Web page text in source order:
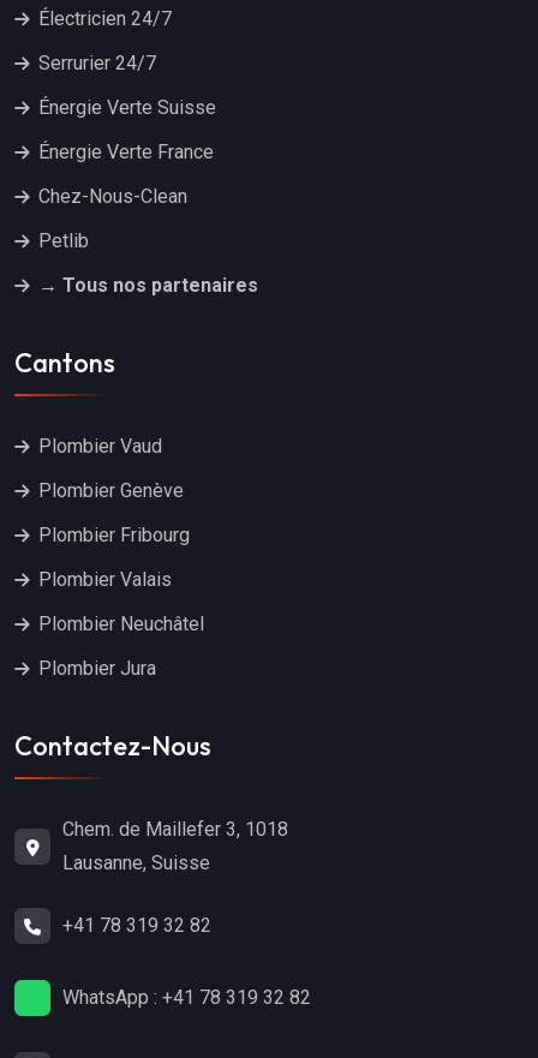
Électricien 24/7
Serrurier 24/7
Énergie Verte Suisse
Énergie Verte France
Chez-Nous-Clean
Petlib
→ Tous nos partenaires
Cantons
Plombier Vaud
Plombier Genève
Plombier Fribourg
Plombier Valais
Plombier Neuchâtel
Plombier Jura
Contactez-Nous
Chem. de Maillefer 3, 1018
Lausanne, Suisse
+41 78 319 32 82
WhatsApp : +41 78 319 32 82